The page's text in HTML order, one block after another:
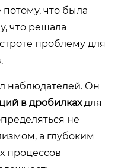
что была
что решала
проблему для
наблюдателей. Он
в дробилкахдля
не
а глубоким
процессов